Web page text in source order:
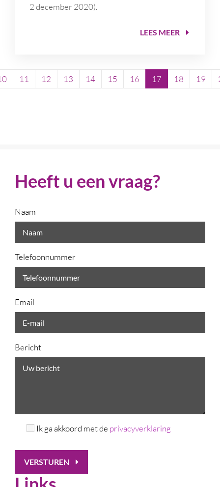
2 december 2020).
LEES MEER
11 12 13 14 15 16 17 18 19
Heeft u een vraag?
Naam
Telefoonnummer
Email
Bericht
Ik ga akkoord met de privacyverklaring
VERSTUREN